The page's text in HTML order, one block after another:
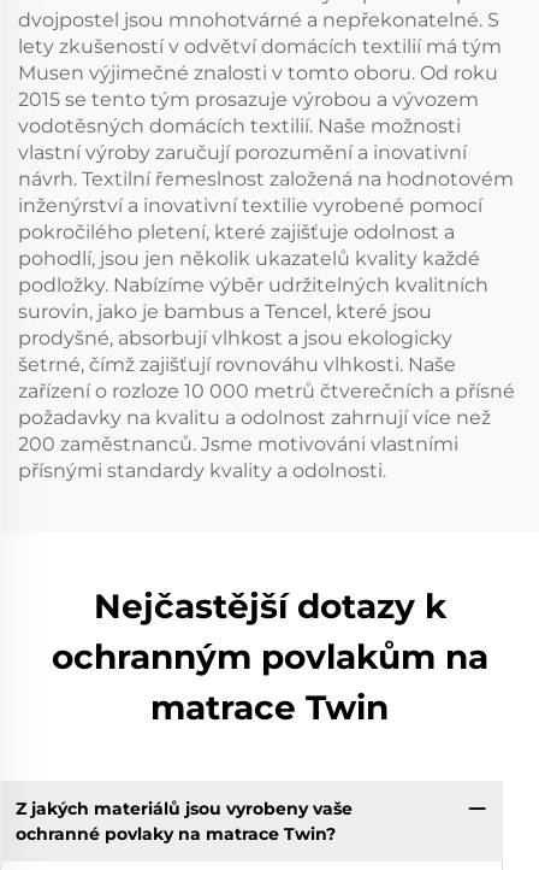
ložnici, hotel (uhel
šedá)
ložnici, hotel
dvojpostel jsou mnohotvárné a nepřekonatelné. S
lety zkušeností v odvětví domácích textilií má tým
Musen výjimečné znalosti v tomto oboru. Od roku
2015 se tento tým prosazuje výrobou a vývozem
vodotěsných domácích textilií. Naše možnosti
vlastní výroby zaručují porozumění a inovativní
návrh. Textilní řemeslnost založená na hodnotovém
inženýrství a inovativní textilie vyrobené pomocí
pokročilého pletení, které zajišťuje odolnost a
pohodlí, jsou jen několik ukazatelů kvality každé
podložky. Nabízíme výběr udržitelných kvalitních
surovin, jako je bambus a Tencel, které jsou
prodyšné, absorbují vlhkost a jsou ekologicky
šetrné, čímž zajišťují rovnováhu vlhkosti. Naše
zařízení o rozloze 10 000 metrů čtverečních a přísné
požadavky na kvalitu a odolnost zahrnují více než
200 zaměstnanců. Jsme motivováni vlastními
přísnými standardy kvality a odolnosti.
Nejčastější dotazy k
ochranným povlakům na
matrace Twin
Z jakých materiálů jsou vyrobeny vaše
ochranné povlaky na matrace Twin?